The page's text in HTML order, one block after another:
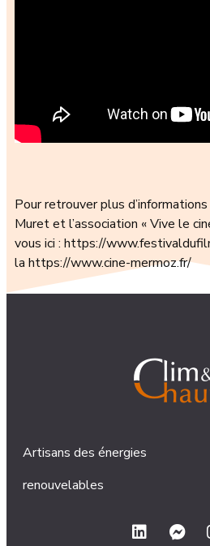
Pour retrouver plus
Muret et l’association « Vive le
vous ici : https://
la https://www.cine-mermoz.fr/
Artisans des énergies
renouvelables